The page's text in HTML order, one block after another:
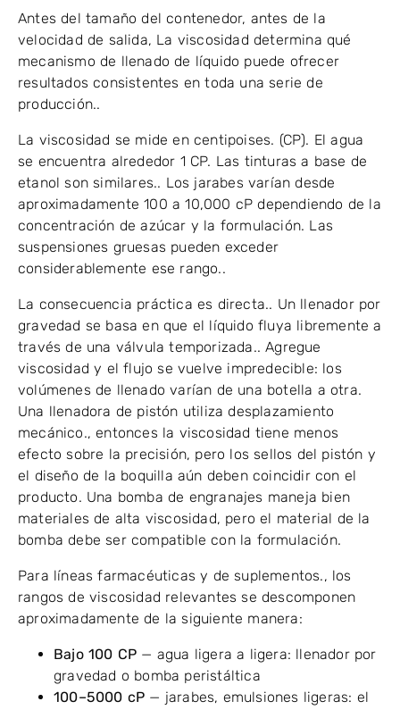
Antes del tamaño del contenedor, antes de la
velocidad de salida, La viscosidad determina qué
mecanismo de llenado de líquido puede ofrecer
resultados consistentes en toda una serie de
producción..
La viscosidad se mide en centipoises. (CP). El agua
se encuentra alrededor 1 CP. Las tinturas a base de
etanol son similares.. Los jarabes varían desde
aproximadamente 100 a 10,000 cP dependiendo de la
concentración de azúcar y la formulación. Las
suspensiones gruesas pueden exceder
considerablemente ese rango..
La consecuencia práctica es directa.. Un llenador por
gravedad se basa en que el líquido fluya libremente a
través de una válvula temporizada.. Agregue
viscosidad y el flujo se vuelve impredecible: los
volúmenes de llenado varían de una botella a otra.
Una llenadora de pistón utiliza desplazamiento
mecánico., entonces la viscosidad tiene menos
efecto sobre la precisión, pero los sellos del pistón y
el diseño de la boquilla aún deben coincidir con el
producto. Una bomba de engranajes maneja bien
materiales de alta viscosidad, pero el material de la
bomba debe ser compatible con la formulación.
Para líneas farmacéuticas y de suplementos., los
rangos de viscosidad relevantes se descomponen
aproximadamente de la siguiente manera:
Bajo 100 CP — agua ligera a ligera: llenador por
gravedad o bomba peristáltica
100–5000 cP — jarabes, emulsiones ligeras: el